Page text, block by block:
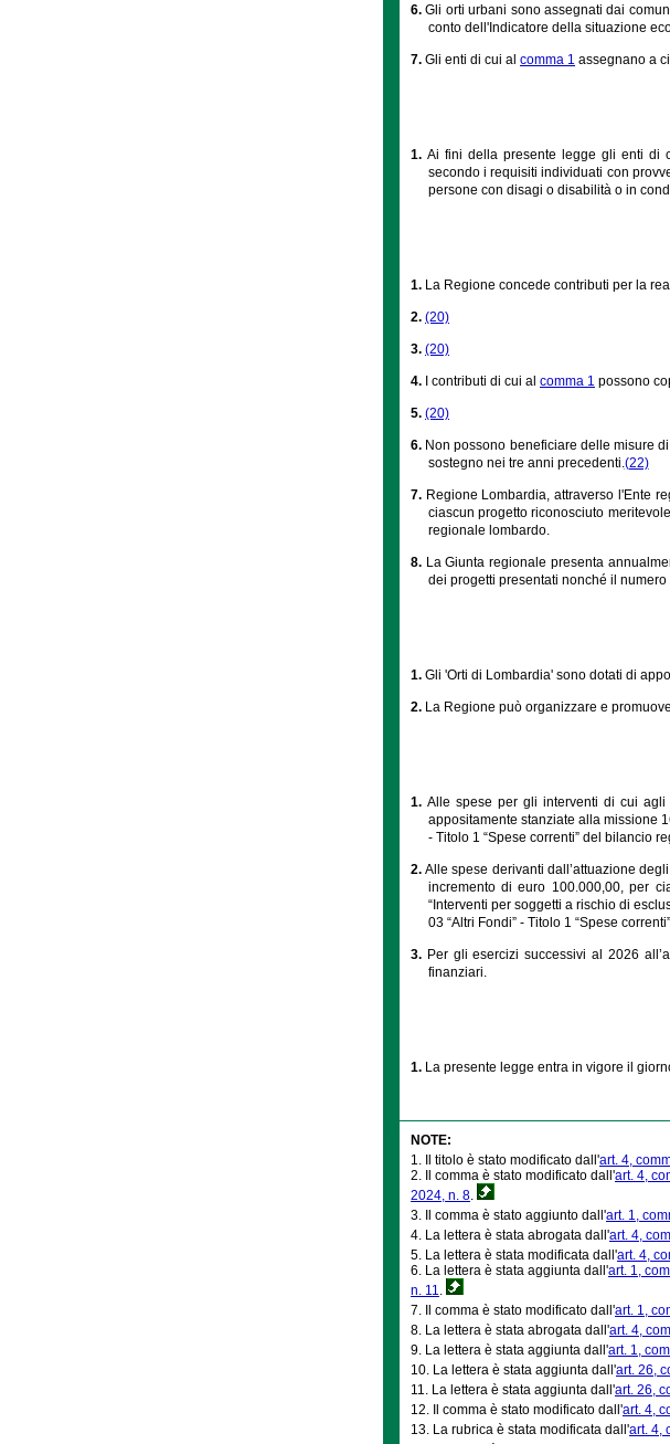
6.Gli orti urbani sono assegnati dai
conto dell'Indicatore della situazione
7. Gli enti di cui al comma 1 assegnano a
1. Ai fini della presente legge gli enti di
secondo i requisiti individuati con
persone con disagi o disabilità o in
1. La Regione concede contributi per la
2. (20)
3. (20)
4. I contributi di cui al comma 1 possono
5. (20)
6. Non possono beneficiare delle misure
sostegno nei tre anni precedenti.(22)
7. Regione Lombardia, attraverso l'Ente
ciascun progetto riconosciuto
regionale lombardo.
8. La Giunta regionale presenta
dei progetti presentati nonché il
1. Gli 'Orti di Lombardia' sono dotati di
2. La Regione può organizzare e
1.Alle spese per gli interventi di cui
appositamente stanziate alla missione
- Titolo 1 “Spese correnti” del bilancio
2.Alle spese derivanti dall’attuazione
incremento di euro 100.000,00, per
“Interventi per soggetti a rischio di
03 “Altri Fondi” - Titolo 1 “Spese
3. Per gli esercizi successivi al 2026
finanziari.
1. La presente legge entra in vigore il
NOTE:
1. Il titolo è stato modificato dall'art. 4,
2. Il comma è stato modificato dall'art. 4,
2024, n. 8.
3. Il comma è stato aggiunto dall'art. 1,
4. La lettera è stata abrogata dall'art. 4,
5. La lettera è stata modificata dall'art. 4,
6. La lettera è stata aggiunta dall'art. 1,
n. 11.
7. Il comma è stato modificato dall'art. 1,
8. La lettera è stata abrogata dall'art. 4,
9. La lettera è stata aggiunta dall'art. 1,
10. La lettera è stata aggiunta dall'art. 26,
11. La lettera è stata aggiunta dall'art. 26,
12. Il comma è stato modificato dall'art. 4,
13. La rubrica è stata modificata dall'art. 4,